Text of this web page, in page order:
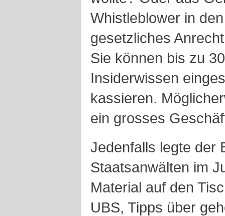
Whistleblower in
gesetzliches
Sie können bis zu
Insiderwissen
kassieren.
ein grosses
Jedenfalls legte der
Staatsanwälten im
Material auf den
UBS, Tipps über